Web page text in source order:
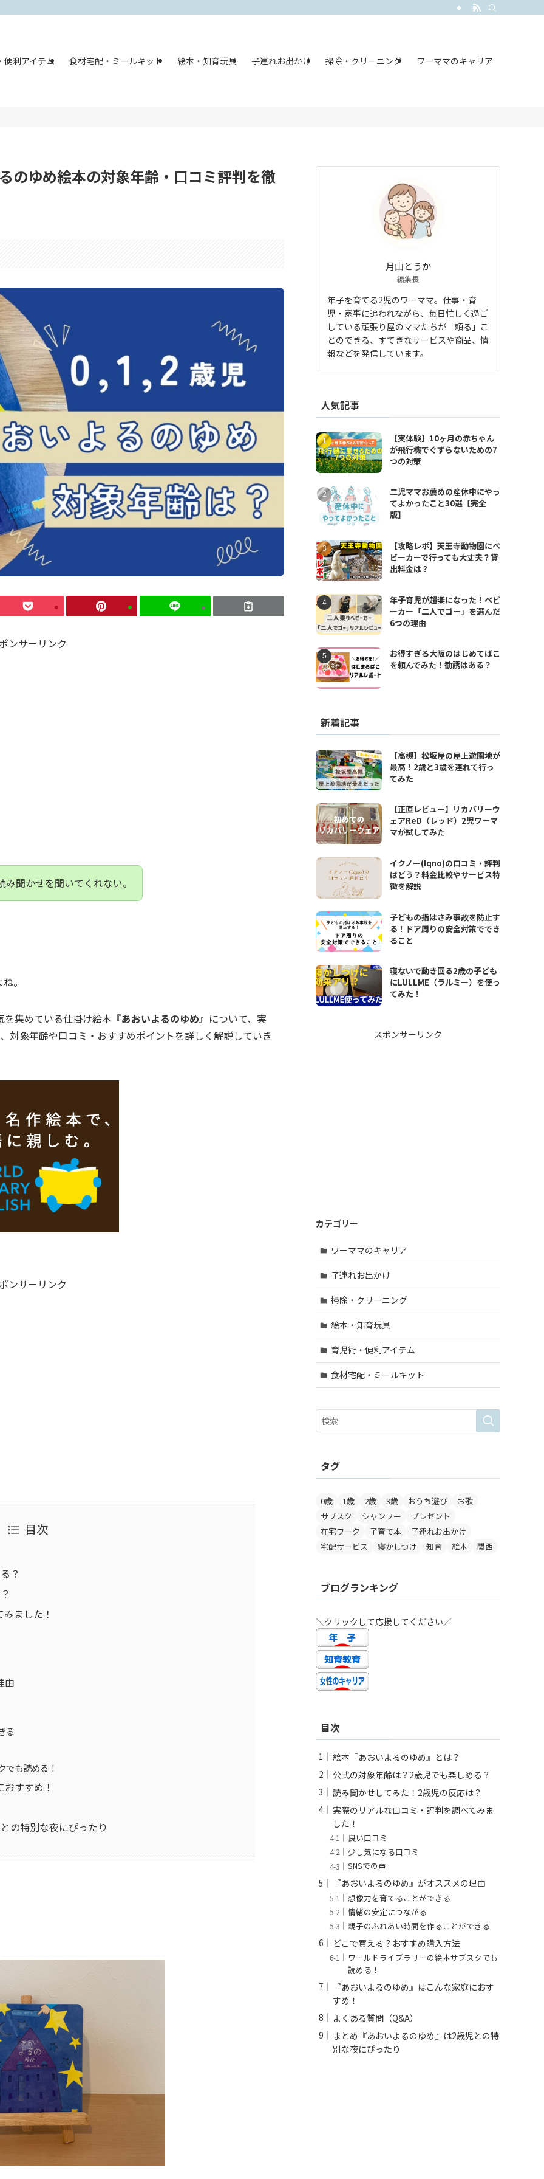
便利アイテム 食材宅配・ミールキット 絵本・知育玩具 子連れお出かけ 掃除・クリーニング ワーママのキャリア
のゆめ絵本の対象年齢・口コミ評判を徹
ンサーリンク
聞かせを聞いてくれない。
。
集めている仕掛け絵本『あおいよるのゆめ』について、実
対象年齢や口コミ・おすすめポイントを詳しく解説していき
ンサーリンク
目次
？
ました！
由
る
でも読める！
すすめ！
の特別な夜にぴったり
月山とうか
編集長
年子を育てる2児のワーママ。仕事・育
児・家事に追われながら、毎日忙しく過ご
している頑張り屋のママたちが「頼る」こ
とのできる、すてきなサービスや商品、情
報などを発信しています。
人気記事
【実体験】10ヶ月の赤ちゃん
が飛行機でぐずらないための7
つの対策
二児ママお薦めの産休中にやっ
てよかったこと30選【完全
版】
【攻略レポ】天王寺動物園にベ
ビーカーで行っても大丈夫？貸
出料金は？
年子育児が超楽になった！ベビ
ーカー「二人でゴー」を選んだ
6つの理由
お得すぎる大阪のはじめてばこ
を頼んでみた！勧誘はある？
新着記事
【高槻】松坂屋の屋上遊園地が
最高！2歳と3歳を連れて行っ
てみた
【正直レビュー】リカバリーウ
ェアReD（レッド）2児ワーマ
マが試してみた
イクノー(Iqno)の口コミ・評判
はどう？料金比較やサービス特
徴を解説
子どもの指はさみ事故を防止す
る！ドア周りの安全対策ででき
ること
寝ないで動き回る2歳の子ども
にLULLME（ラルミー）を使っ
てみた！
スポンサーリンク
カテゴリー
ワーママのキャリア
子連れお出かけ
掃除・クリーニング
絵本・知育玩具
育児術・便利アイテム
食材宅配・ミールキット
タグ
0歳 1歳 2歳 3歳 おうち遊び
お歌
サブスク
シャンプー
プレゼント
在宅ワーク
子育て本
子連れお出かけ
宅配サービス
寝かしつけ 知育 絵本 関西
ブログランキング
＼クリックして応援してください／
目次
絵本『あおいよるのゆめ』とは？
公式の対象年齢は？2歳児でも楽しめる？
読み聞かせしてみた！2歳児の反応は？
実際のリアルな口コミ・評判を調べてみま
した！
良い口コミ
少し気になる口コミ
SNSでの声
『あおいよるのゆめ』がオススメの理由
想像力を育てることができる
情緒の安定につながる
親子のふれあい時間を作ることができる
どこで買える？おすすめ購入方法
ワールドライブラリーの絵本サブスクでも
読める！
『あおいよるのゆめ』はこんな家庭におす
すめ！
よくある質問（Q&A）
まとめ『あおいよるのゆめ』は2歳児との特
別な夜にぴったり